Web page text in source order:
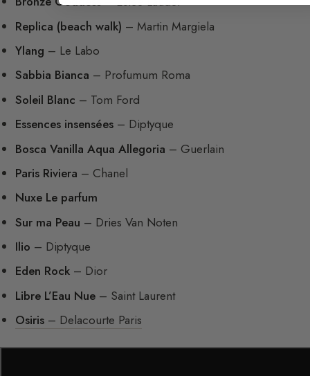
Replica (beach walk) – Martin Margiela
Ylang – Le Labo
Sabbia Bianca – Profumum Roma
Soleil Blanc – Tom Ford
Essences insensées – Diptyque
Bosca Vanilla Aqua Allegoria – Guerlain
Paris Riviera – Chanel
Nuxe Le parfum
Sur ma Peau – Dries Van Noten
Ilio – Diptyque
Eden Rock – Dior
Libre L’Eau Nue – Saint Laurent
Osiris – Delacourte Paris